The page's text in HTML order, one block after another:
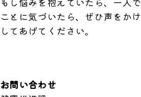
ことに気づいたら、ぜひ声をか
してあげてください。
お問い合わせ